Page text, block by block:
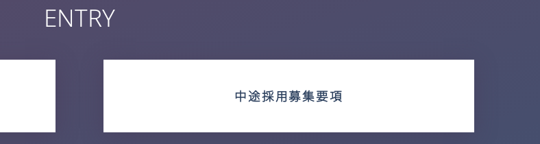
ENTRY
中途採用募集要項